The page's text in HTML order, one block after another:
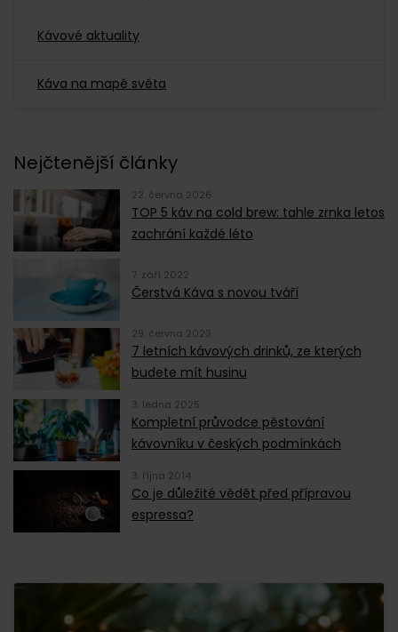
Kávové aktuality
Káva na mapě světa
Nejčtenější články
22. června 2026
TOP 5 káv na cold brew: tahle zrnka letos
zachrání každé léto
7. září 2022
Čerstvá Káva s novou tváří
29. června 2023
7 letních kávových drinků, ze kterých
budete mít husinu
3. ledna 2025
Kompletní průvodce pěstování
kávovníku v českých podmínkách
3. října 2014
Co je důležité vědět před přípravou
espressa?